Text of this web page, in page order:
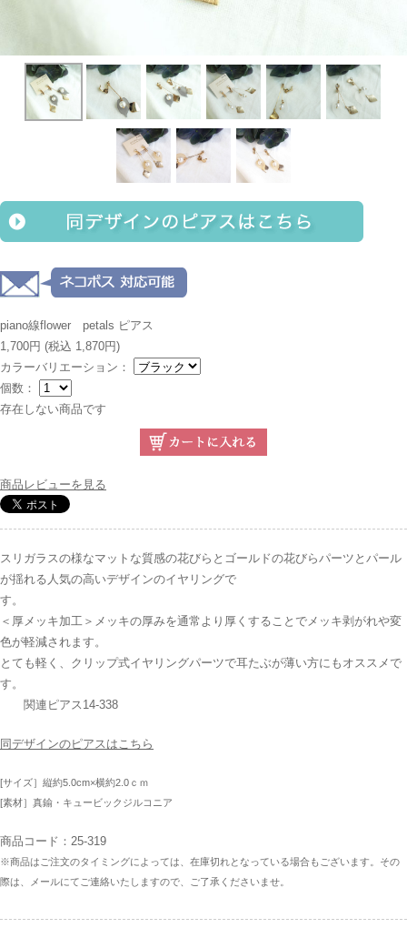
piano線flower petals ピアス
1,700円 (税込 1,870円)
カラーバリエーション：
個数：
存在しない商品です
商品レビューを見る
スリガラスの様なマットな質感の花びらとゴールドの花びらパーツとパール
が揺れる人気の高いデザインのイヤリングで
す
＜厚メッキ加工＞メッキの厚みを通常より厚くすることでメッキ剥がれや変
色が軽減されます。
とても軽く、クリップ式イヤリングパーツで耳たぶが薄い方にもオススメで
す。
関連ピアス14-338
同デザインのピアスはこちら
[サイズ］縦約5.0cm×横約2.0ｃｍ
[素材］真鍮・キュービックジルコニア
商品コード：25-319
※商品はご注文のタイミングによっては、在庫切れとなっている場合もございます。その
際は、メールにてご連絡いたしますので、ご了承くださいませ。